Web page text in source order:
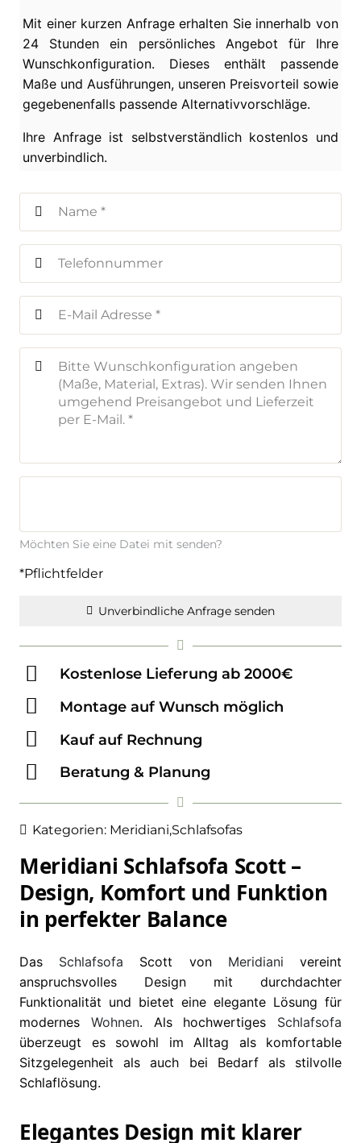
Mit einer kurzen Anfrage erhalten Sie innerhalb von
24 Stunden ein persönliches Angebot für Ihre
Wunschkonfiguration. Dieses enthält passende
Maße und Ausführungen, unseren Preisvorteil sowie
gegebenenfalls passende Alternativvorschläge.
Ihre Anfrage ist selbstverständlich kostenlos und
unverbindlich.
Möchten Sie eine Datei mit senden?
*Pflichtfelder
Unverbindliche Anfrage senden
Kostenlose Lieferung ab 2000€
Montage auf Wunsch möglich
Kauf auf Rechnung
Beratung & Planung
Kategorien: Meridiani,Schlafsofas
Meridiani Schlafsofa Scott –
Design, Komfort und Funktion
in perfekter Balance
Das Schlafsofa Scott von Meridiani vereint
anspruchsvolles Design mit durchdachter
Funktionalität und bietet eine elegante Lösung für
modernes Wohnen. Als hochwertiges Schlafsofa
überzeugt es sowohl im Alltag als komfortable
Sitzgelegenheit als auch bei Bedarf als stilvolle
Schlaflösung.
Elegantes Design mit klarer